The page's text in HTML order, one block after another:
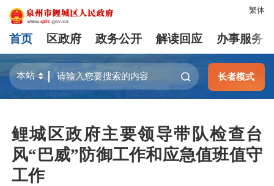
繁体
首页 区政府 政务公开 解读回应 办事服务
长者模式
鲤城区政府主要领导带队检查台
风“巴威”防御工作和应急值班值守
工作